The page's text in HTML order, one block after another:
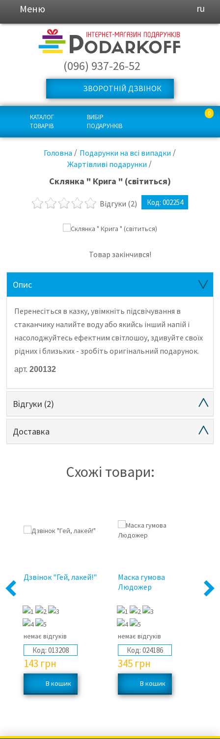
Меню ru
(096) 937-26-52
ЗВОРОТНІЙ ДЗВІНОК
КАТАЛОГ
ТОВАРІВ
ВИБІР
ПОДАРУНКІВ
0
Головна
Подарунки на всі випадки
Жартівливі подарунки
Склянка " Крига " (світиться)
Відгуки (2) Код: 002254
Товар закінчився!
Опис
Перенесіться в казку, увімкніть підсвічування в
стаканчику налийте воду або якийсь інший напій і
насолоджуйтесь ефектним світлошоу, здивуйте своїх
рідних і близьких - зробіть оригінальний подарунок.
арт.200132
Відгуки (2)
Доставка
Схожі товари:
Previous
Дзвінок "Гей, лакей!"
немає відгуків
Код: 013208
143 грн
Маска гумова
Людожер
немає відгуків
Код: 024186
345 грн
Next